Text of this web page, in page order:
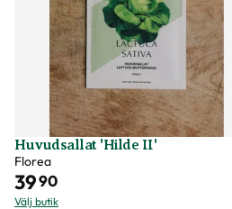
Huvudsallat 'Hilde II'
Florea
3990
Välj butik